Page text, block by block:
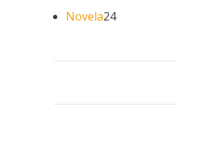
Novela24